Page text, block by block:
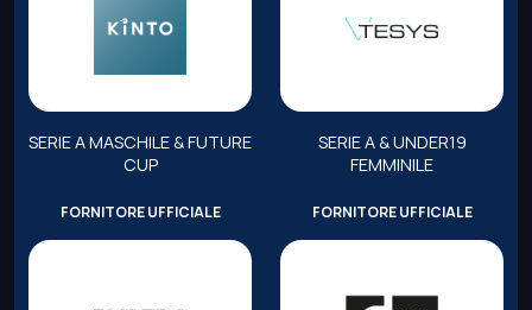
SERIE A MASCHILE & FUTURE
CUP
SERIE A & UNDER19
FEMMINILE
FORNITORE UFFICIALE FORNITORE UFFICIALE